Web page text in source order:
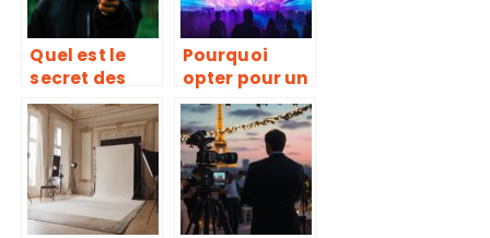
Quel est le
secret des
mentalistes ?
Pourquoi
opter pour un
show laser
pour votre
prochain
événement ?